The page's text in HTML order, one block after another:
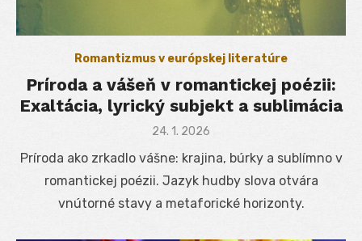
Romantizmus v európskej literatúre
Príroda a vášeň v romantickej poézii:
Exaltácia, lyrický subjekt a sublimácia
Posted
24. 1. 2026
Príroda ako zrkadlo vášne: krajina, búrky a sublímno v
romantickej poézii. Jazyk hudby slova otvára
vnútorné stavy a metaforické horizonty.